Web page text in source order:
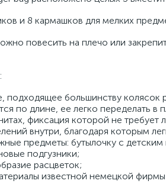
и 8 кармашков для мелких
повесить на плечо или
подходящее большинству колясок
по длине, ее легко переделать в
фиксация которой не требует
внутри, благодаря которым
предметы: бутылочку с
подгузники;
расцветок;
известной немецкой